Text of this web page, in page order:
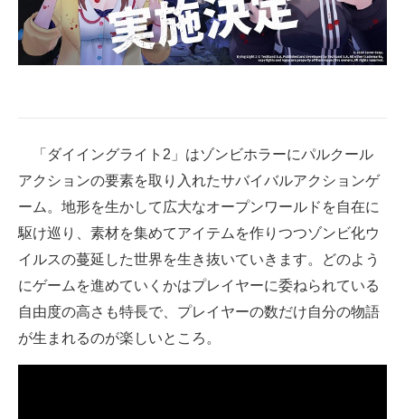
企業ITのトレンドを詳説
経営リーダーのコミュニティ
ITエンジニア向け専門サイト
企業向けIT製品の総合サイト
IT製品の技術・比較・事例
製造業のIT導入・活用を支援
モノづくり技術者専門サイト
エレクトロニクス専門サイト
「ダイイングライト2」はゾンビホラーにパルクール
アクションの要素を取り入れたサバイバルアクションゲ
ーム。地形を生かして広大なオープンワールドを自在に
駆け巡り、素材を集めてアイテムを作りつつゾンビ化ウ
イルスの蔓延した世界を生き抜いていきます。どのよう
にゲームを進めていくかはプレイヤーに委ねられている
自由度の高さも特長で、プレイヤーの数だけ自分の物語
が生まれるのが楽しいところ。